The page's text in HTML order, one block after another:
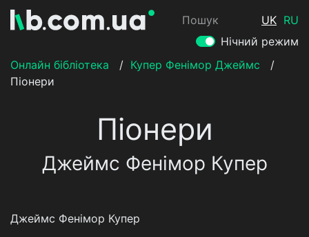
Пошук UK RU
Нічний режим
Онлайн бібліотека
/ Купер Фенімор Джеймс
/
Піонери
Піонери
Джеймс Фенімор Купер
Джеймс Фенімор Купер